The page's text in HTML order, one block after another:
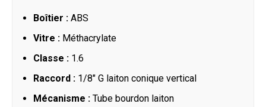
Boîtier : ABS
Vitre : Méthacrylate
Classe : 1.6
Raccord : 1/8" G laiton conique vertical
Mécanisme : Tube bourdon laiton